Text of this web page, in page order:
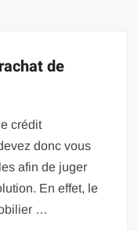
de
crédit
donc vous
afin de juger
En effet, le
…